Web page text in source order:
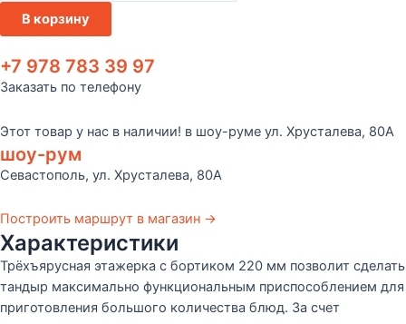
Этажерка
трёхъярусная
бортиком
220мм
В корзину
+7 978 783 39 97
Заказать по телефону
Этот товар у нас в наличии! в шоу-руме ул. Хрусталева, 80А
шоу-рум
Севастополь, ул. Хрусталева, 80А
Построить маршрут в магазин →
Характеристики
Трёхъярусная этажерка с бортиком 220 мм позволит сделать
тандыр максимально функциональным приспособлением для
приготовления большого количества блюд. За счет